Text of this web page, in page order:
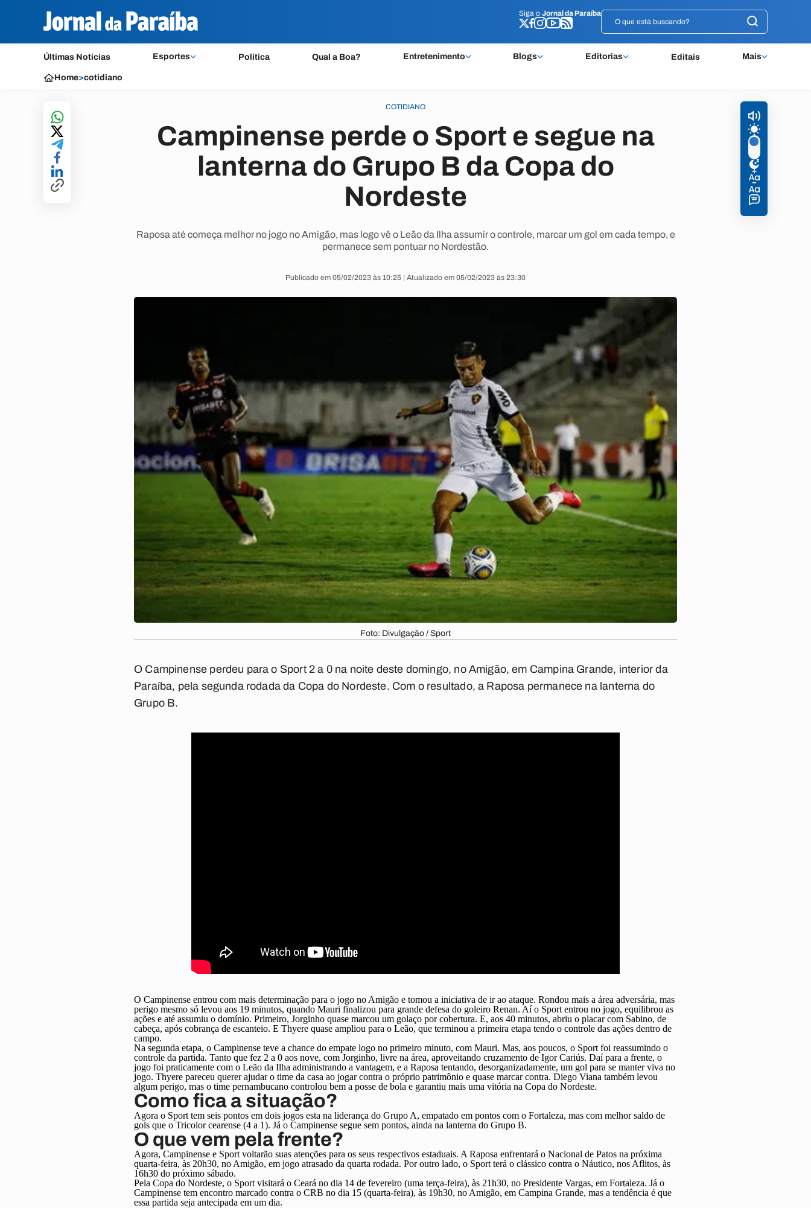
Siga o Jornal da Paraíba
Últimas Notícias Esportes Política Qual a Boa? Entretenimento Blogs Editorias Editais Mais
Siga o Jornal da Paraíba
Home>cotidiano
COTIDIANO
Campinense perde o Sport e segue na
lanterna do Grupo B da Copa do
Nordeste
Raposa até começa melhor no jogo no Amigão, mas logo vê o Leão da Ilha assumir o controle, marcar um gol em cada tempo, e
permanece sem pontuar no Nordestão.
Publicado em 05/02/2023 às 10:25 | Atualizado em 05/02/2023 às 23:30
Foto: Divulgação / Sport
O Campinense perdeu para o Sport 2 a 0 na noite deste domingo, no Amigão, em Campina Grande, interior da
Paraíba, pela segunda rodada da Copa do Nordeste. Com o resultado, a Raposa permanece na lanterna do
Grupo B.
O Campinense entrou com mais determinação para o jogo no Amigão e tomou a iniciativa de ir ao ataque. Rondou mais a área adversária, mas
perigo mesmo só levou aos 19 minutos, quando Mauri finalizou para grande defesa do goleiro Renan. Aí o Sport entrou no jogo, equilibrou as
ações e até assumiu o domínio. Primeiro, Jorginho quase marcou um golaço por cobertura. E, aos 40 minutos, abriu o placar com Sabino, de
cabeça, após cobrança de escanteio. E Thyere quase ampliou para o Leão, que terminou a primeira etapa tendo o controle das ações dentro de
campo.
Na segunda etapa, o Campinense teve a chance do empate logo no primeiro minuto, com Mauri. Mas, aos poucos, o Sport foi reassumindo o
controle da partida. Tanto que fez 2 a 0 aos nove, com Jorginho, livre na área, aproveitando cruzamento de Igor Cariús. Daí para a frente, o
jogo foi praticamente com o Leão da Ilha administrando a vantagem, e a Raposa tentando, desorganizadamente, um gol para se manter viva no
jogo. Thyere pareceu querer ajudar o time da casa ao jogar contra o próprio patrimônio e quase marcar contra. Diego Viana também levou
algum perigo, mas o time pernambucano controlou bem a posse de bola e garantiu mais uma vitória na Copa do Nordeste.
Como fica a situação?
Agora o Sport tem seis pontos em dois jogos esta na liderança do Grupo A, empatado em pontos com o Fortaleza, mas com melhor saldo de
gols que o Tricolor cearense (4 a 1). Já o Campinense segue sem pontos, ainda na lanterna do Grupo B.
O que vem pela frente?
Agora, Campinense e Sport voltarão suas atenções para os seus respectivos estaduais. A Raposa enfrentará o Nacional de Patos na próxima
quarta-feira, às 20h30, no Amigão, em jogo atrasado da quarta rodada. Por outro lado, o Sport terá o clássico contra o Náutico, nos Aflitos, às
16h30 do próximo sábado.
Pela Copa do Nordeste, o Sport visitará o Ceará no dia 14 de fevereiro (uma terça-feira), às 21h30, no Presidente Vargas, em Fortaleza. Já o
Campinense tem encontro marcado contra o CRB no dia 15 (quarta-feira), às 19h30, no Amigão, em Campina Grande, mas a tendência é que
essa partida seja antecipada em um dia.